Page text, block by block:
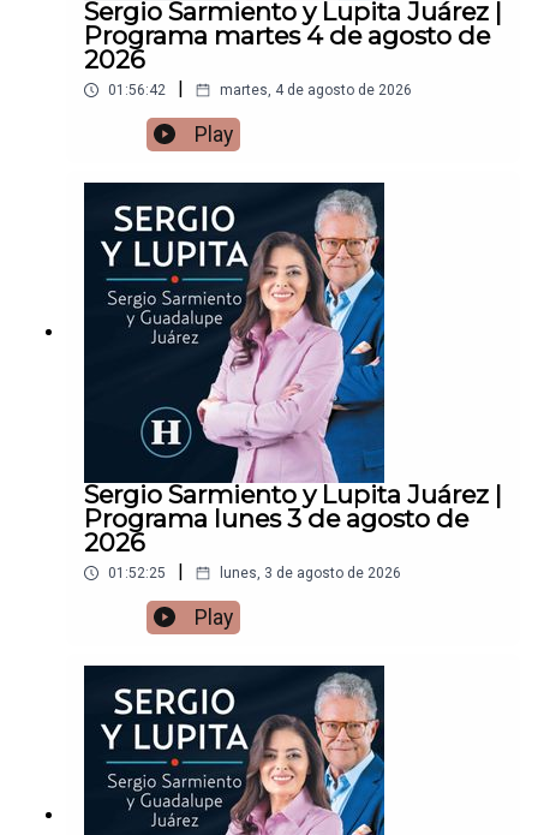
Sergio Sarmiento y Lupita Juárez |
Programa martes 4 de agosto de
2026
01:56:42 martes, 4 de agosto de 2026
Play
Sergio Sarmiento y Lupita Juárez |
Programa lunes 3 de agosto de
2026
01:52:25 lunes, 3 de agosto de 2026
Play